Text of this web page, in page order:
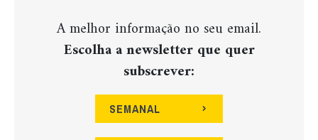
A melhor informação no seu email.
Escolha a newsletter que quer
subscrever:
SEMANAL